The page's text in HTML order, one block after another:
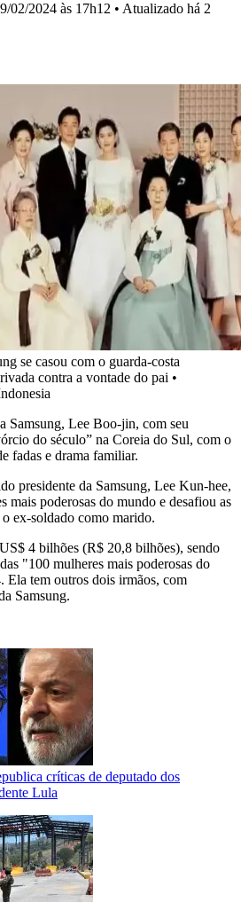
02/2024 às 17h12 • Atualizado há 2
se casou com o guarda-costa
contra a vontade do pai •
Samsung, Lee Boo-jin, com seu
do século” na Coreia do Sul, com o
fadas e drama familiar.
presidente da Samsung, Lee Kun-hee,
mais poderosas do mundo e desafiou as
ex-soldado como marido.
4 bilhões (R$ 20,8 bilhões), sendo
"100 mulheres mais poderosas do
Ela tem outros dois irmãos, com
Samsung.
críticas de deputado dos
Lula